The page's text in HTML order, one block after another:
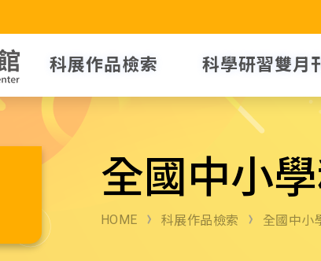
科展作品檢索 科學研習雙月
全國中小
HOME 科展作品檢索 全國中小